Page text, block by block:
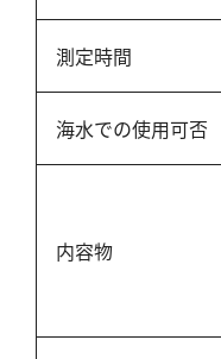
測定時間
海水での使用可否
内容物
その他
塩化物
シアン
ふっ素